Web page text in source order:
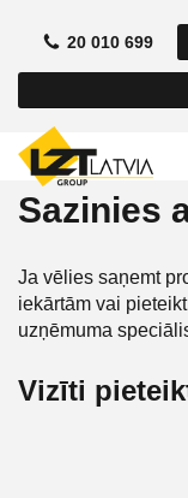
20 010 699
Sazinies
Ja vēlies saņemt
iekārtām vai
uzņēmuma
Vizīti